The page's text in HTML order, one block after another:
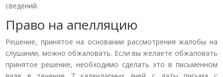
сведений.
Право на апелляцию
Решение, принятое на основании рассмотрения жалобы на
слушании, можно обжаловать. Если вы желаете обжаловать
принятое решение, необходимо сделать это в письменном